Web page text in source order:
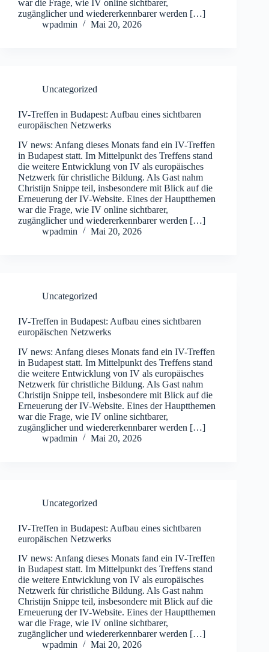
war die Frage, wie IV online sichtbarer,
zugänglicher und wiedererkennbarer werden […]
wpadmin
Mai 20, 2026
Uncategorized
IV-Treffen in Budapest: Aufbau eines sichtbaren
europäischen Netzwerks
IV news: Anfang dieses Monats fand ein IV-Treffen
in Budapest statt. Im Mittelpunkt des Treffens stand
die weitere Entwicklung von IV als europäisches
Netzwerk für christliche Bildung. Als Gast nahm
Christijn Snippe teil, insbesondere mit Blick auf die
Erneuerung der IV-Website. Eines der Hauptthemen
war die Frage, wie IV online sichtbarer,
zugänglicher und wiedererkennbarer werden […]
wpadmin
Mai 20, 2026
Uncategorized
IV-Treffen in Budapest: Aufbau eines sichtbaren
europäischen Netzwerks
IV news: Anfang dieses Monats fand ein IV-Treffen
in Budapest statt. Im Mittelpunkt des Treffens stand
die weitere Entwicklung von IV als europäisches
Netzwerk für christliche Bildung. Als Gast nahm
Christijn Snippe teil, insbesondere mit Blick auf die
Erneuerung der IV-Website. Eines der Hauptthemen
war die Frage, wie IV online sichtbarer,
zugänglicher und wiedererkennbarer werden […]
wpadmin
Mai 20, 2026
Uncategorized
IV-Treffen in Budapest: Aufbau eines sichtbaren
europäischen Netzwerks
IV news: Anfang dieses Monats fand ein IV-Treffen
in Budapest statt. Im Mittelpunkt des Treffens stand
die weitere Entwicklung von IV als europäisches
Netzwerk für christliche Bildung. Als Gast nahm
Christijn Snippe teil, insbesondere mit Blick auf die
Erneuerung der IV-Website. Eines der Hauptthemen
war die Frage, wie IV online sichtbarer,
zugänglicher und wiedererkennbarer werden […]
wpadmin
Mai 20, 2026